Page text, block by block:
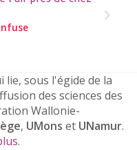
lie, sous l'égide de la
des sciences des
Wallonie-
, UMons et UNamur.
.